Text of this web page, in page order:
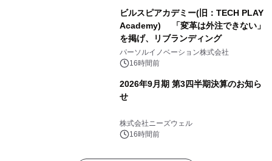
ビルスピアカデミー(旧：TECH PLAY
Academy) 「変革は外注できない」
を掲げ、リブランディング
パーソルイノベーション株式会社
16時間前
2026年9月期 第3四半期決算のお知ら
せ
株式会社ニーズウェル
16時間前